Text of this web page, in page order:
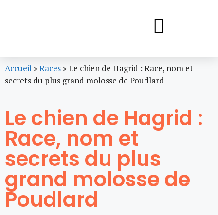
Accueil »Races »Le chien de Hagrid : Race, nom et
secrets du plus grand molosse de Poudlard
Le chien de Hagrid :
Race, nom et
secrets du plus
grand molosse de
Poudlard